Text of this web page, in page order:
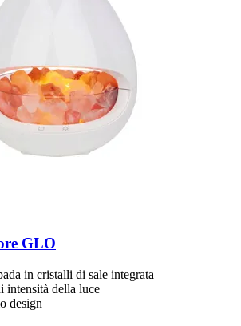
GLO
in cristalli di sale integrata
intensità della luce
design